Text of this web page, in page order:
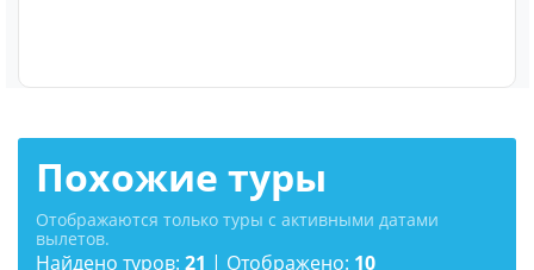
Похожие туры
Отображаются только туры с активными датами
вылетов.
Найдено туров: 21 | Отображено: 10